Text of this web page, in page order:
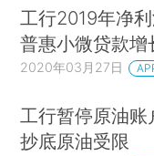
工行2019年净
普惠小微贷款增
2020年03月27日
工行暂停原油账
抄底原油受限